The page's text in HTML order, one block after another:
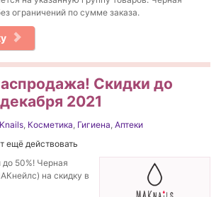
ограничений по сумме заказа.
Скидки до
2021
Косметика Гигиена Аптеки
ещё действовать
50%! Черная
на скидку в